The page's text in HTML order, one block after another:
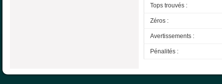
Tops trouvés :
Zéros :
Avertissements :
Pénalités :